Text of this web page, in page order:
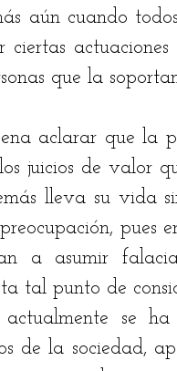
aún cuando
ciertas
que la
aclarar que la
juicios de valor
lleva su vida
pues
a asumir
tal punto de
se
de la sociedad,